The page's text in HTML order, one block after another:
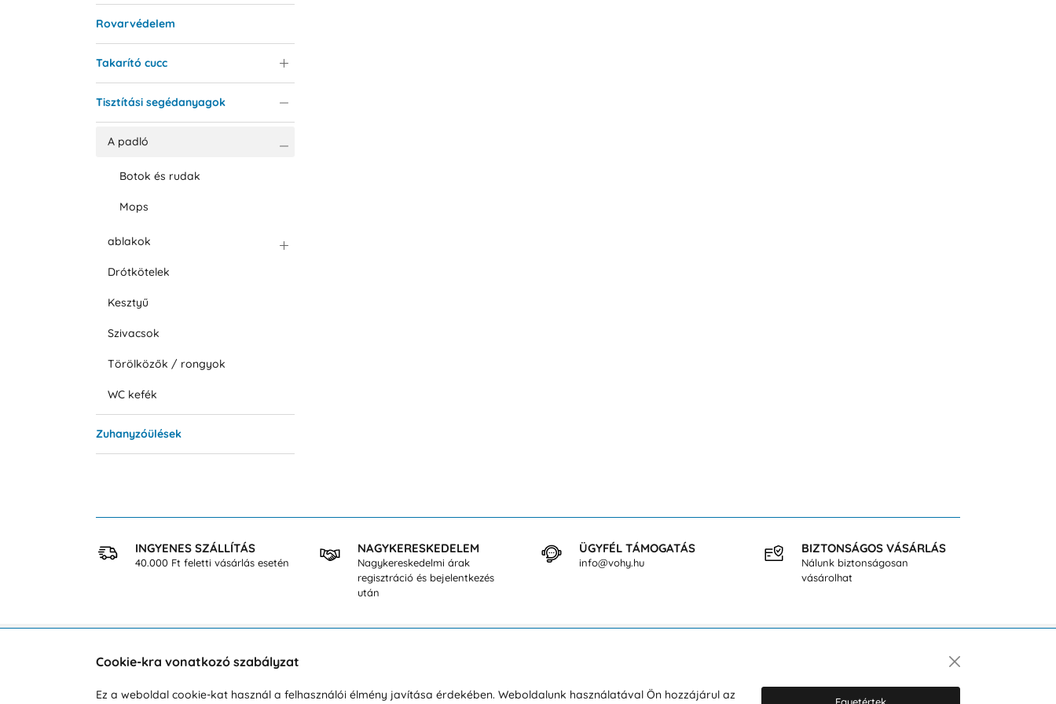
Rovarvédelem
Takarító cucc
Tisztítási segédanyagok
A padló
Botok és rudak
Mops
ablakok
Drótkötelek
Kesztyű
Szivacsok
Törölközők / rongyok
WC kefék
Zuhanyzóülések
INGYENES SZÁLLÍTÁS
40.000 Ft feletti vásárlás esetén
NAGYKERESKEDELEM
Nagykereskedelmi árak
regisztráció és bejelentkezés
után
ÜGYFÉL TÁMOGATÁS
info@vohy.hu
BIZTONSÁGOS VÁSÁRLÁS
Nálunk biztonságosan
vásárolhat
Cookie-kra vonatkozó szabályzat
Ez a weboldal cookie-kat használ a felhasználói élmény javítása érdekében. Weboldalunk használatával Ön hozzájárul az
Egyetértek